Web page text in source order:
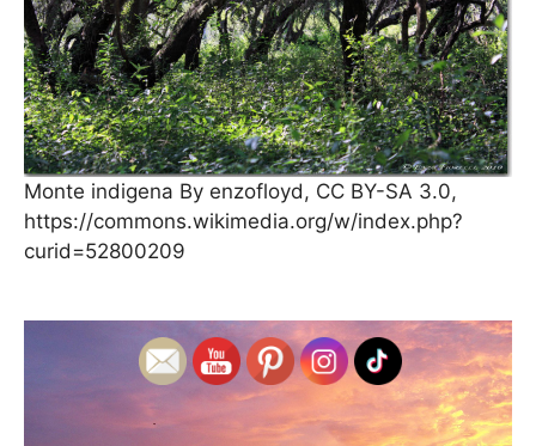
Monte indigena By enzofloyd, CC BY-SA 3.0,
https://commons.wikimedia.org/w/index.php?
curid=52800209